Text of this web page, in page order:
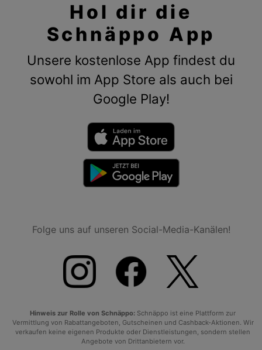
Hol dir die
Schnäppo App
Unsere kostenlose App findest du
sowohl im App Store als auch bei
Google Play!
Folge uns auf unseren Social-Media-Kanälen!
Hinweis zur Rolle von Schnäppo: Schnäppo ist eine Plattform zur
Vermittlung von Rabattangeboten, Gutscheinen und Cashback-Aktionen. Wir
verkaufen keine eigenen Produkte oder Dienstleistungen, sondern stellen
Angebote von Drittanbietern vor.